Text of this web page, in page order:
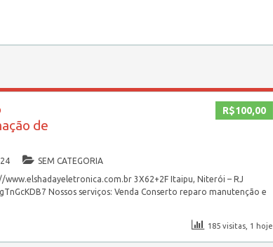
R$100,00
de
SEM CATEGORIA
www.elshadayeletronica.com.br 3X62+2F Itaipu, Niterói – RJ
Nossos serviços: Venda Conserto reparo manutenção e
185 visitas, 1 hoje